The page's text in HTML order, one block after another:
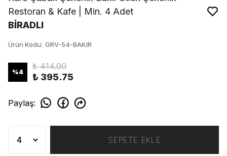
Restoran & Kafe | Min. 4 Adet
BİRADLI
Ürün Kodu: GRV-54-BAKIR
%4
₺ 414.00
₺ 395.75
Paylaş:
SEPETE EKLE